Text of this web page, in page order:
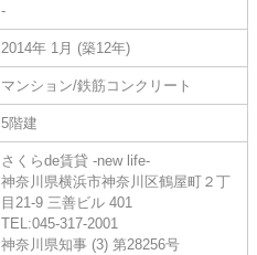
-
2014年 1月 (築12年)
マンション/鉄筋コンクリート
5階建
さくらde賃貸 -new life-
神奈川県横浜市神奈川区鶴屋町２丁
目21-9 三善ビル 401
TEL:045-317-2001
神奈川県知事 (3) 第28256号